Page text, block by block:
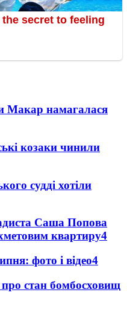
Макар намагалася
козаки чинили
судді хотіли
Саша Попова
квартиру4
фото і відео4
стан бомбосховищ